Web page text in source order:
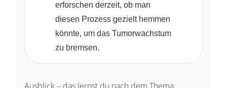
erforschen derzeit, ob man
diesen Prozess gezielt hemmen
könnte, um das Tumorwachstum
zu bremsen.